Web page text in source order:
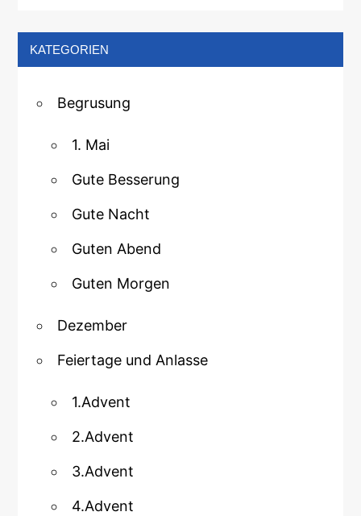
KATEGORIEN
Begrusung
1. Mai
Gute Besserung
Gute Nacht
Guten Abend
Guten Morgen
Dezember
Feiertage und Anlasse
1.Advent
2.Advent
3.Advent
4.Advent